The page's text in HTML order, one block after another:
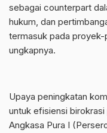
sebagai counterpart
hukum, dan
termasuk pada proyek-
ungkapnya.
Upaya peningkatan
untuk efisiensi birokrasi
Angkasa Pura I